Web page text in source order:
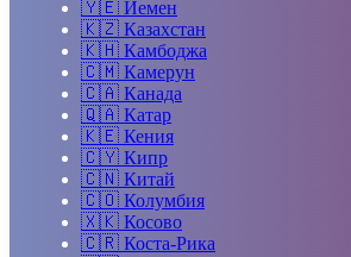
🇾🇪 Йемен
🇰🇿 Казахстан
🇰🇭 Камбоджа
🇨🇲 Камерун
🇨🇦 Канада
🇶🇦 Катар
🇰🇪 Кения
🇨🇾 Кипр
🇨🇳 Китай
🇨🇴 Колумбия
🇽🇰 Косово
🇨🇷 Коста-Рика